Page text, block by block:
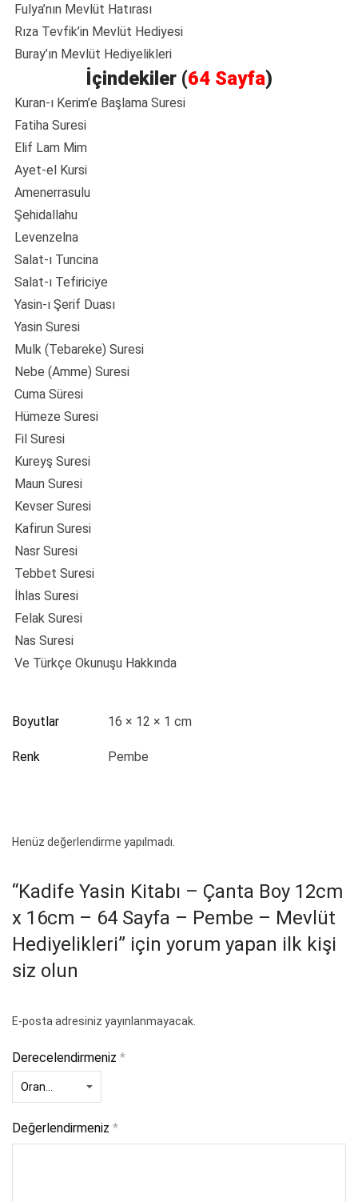
Fulya’nın Mevlüt Hatırası
Rıza Tevfik’in Mevlüt Hediyesi
Buray’ın Mevlüt Hediyelikleri
İçindekiler (64 Sayfa)
Kuran-ı Kerim’e Başlama Suresi
Fatiha Suresi
Elif Lam Mim
Ayet-el Kursi
Amenerrasulu
Şehidallahu
Levenzelna
Salat-ı Tuncina
Salat-ı Tefiriciye
Yasin-ı Şerif Duası
Yasin Suresi
Mulk (Tebareke) Suresi
Nebe (Amme) Suresi
Cuma Süresi
Hümeze Suresi
Fil Suresi
Kureyş Suresi
Maun Suresi
Kevser Suresi
Kafirun Suresi
Nasr Suresi
Tebbet Suresi
İhlas Suresi
Felak Suresi
Nas Suresi
Ve Türkçe Okunuşu Hakkında
Boyutlar 16 × 12 × 1 cm
Renk Pembe
Henüz değerlendirme yapılmadı.
“Kadife Yasin Kitabı – Çanta Boy 12cm
x 16cm – 64 Sayfa – Pembe – Mevlüt
Hediyelikleri” için yorum yapan ilk kişi
siz olun
E-posta adresiniz yayınlanmayacak.
Derecelendirmeniz *
Değerlendirmeniz *